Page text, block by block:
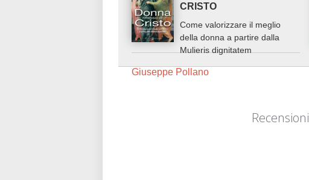
CRISTO
Come valorizzare il meglio
della donna a partire dalla
Mulieris dignitatem
Giuseppe Pollano